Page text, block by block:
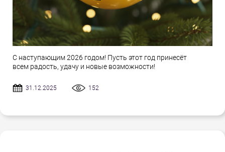
С наступающим 2026 годом! Пусть этот год принесёт
всем радость, удачу и новые возможности!
31.12.2025 152